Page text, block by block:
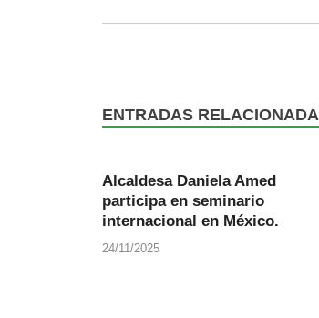
ENTRADAS
Alcaldesa Daniela Amed
participa en seminario
internacional en México.
24/11/2025